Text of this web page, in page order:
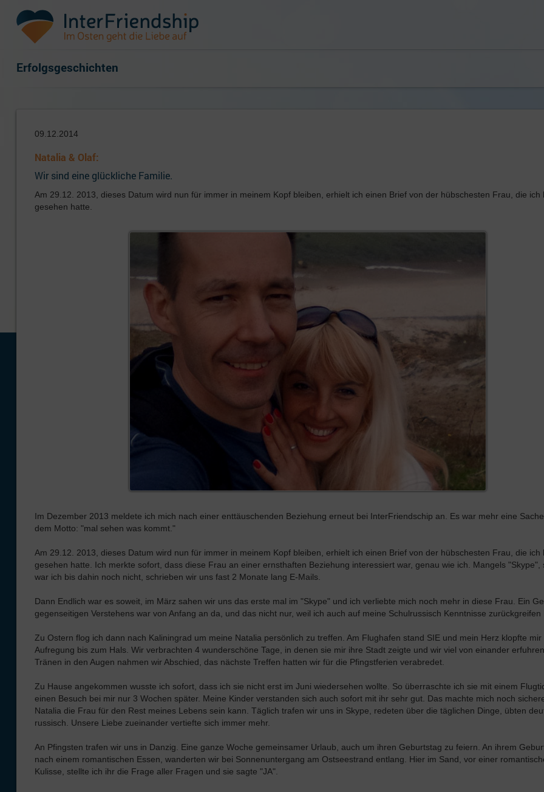
09.12.2014
Natalia & Olaf:
Wir sind eine glückliche Familie.
Am 29.12. 2013, dieses Datum wird nun für immer in meinem Kopf bleiben, erhielt ich einen Brief von der hübschesten Frau, die ich
gesehen hatte.
Im Dezember 2013 meldete ich mich nach einer enttäuschenden Beziehung erneut bei InterFriendschip an. Es war mehr eine
dem Motto: "mal sehen was kommt."
Am 29.12. 2013, dieses Datum wird nun für immer in meinem Kopf bleiben, erhielt ich einen Brief von der hübschesten Frau, die ich
gesehen hatte. Ich merkte sofort, dass diese Frau an einer ernsthaften Beziehung interessiert war, genau wie ich. Mangels "Skype",
war ich bis dahin noch nicht, schrieben wir uns fast 2 Monate lang E-Mails.
Dann Endlich war es soweit, im März sahen wir uns das erste mal im "Skype" und ich verliebte mich noch mehr in diese Frau. Ein
gegenseitigen Verstehens war von Anfang an da, und das nicht nur, weil ich auch auf meine Schulrussisch Kenntnisse zurückgreifen
Zu Ostern flog ich dann nach Kaliningrad um meine Natalia persönlich zu treffen. Am Flughafen stand SIE und mein Herz klopfte mir
Aufregung bis zum Hals. Wir verbrachten 4 wunderschöne Tage, in denen sie mir ihre Stadt zeigte und wir viel von einander
Tränen in den Augen nahmen wir Abschied, das nächste Treffen hatten wir für die Pfingstferien verabredet.
Zu Hause angekommen wusste ich sofort, dass ich sie nicht erst im Juni wiedersehen wollte. So überraschte ich sie mit einem
einen Besuch bei mir nur 3 Wochen später. Meine Kinder verstanden sich auch sofort mit ihr sehr gut. Das machte mich noch
Natalia die Frau für den Rest meines Lebens sein kann. Täglich trafen wir uns in Skype, redeten über die täglichen Dinge, übten
russisch. Unsere Liebe zueinander vertiefte sich immer mehr.
An Pfingsten trafen wir uns in Danzig. Eine ganze Woche gemeinsamer Urlaub, auch um ihren Geburtstag zu feiern. An ihrem
nach einem romantischen Essen, wanderten wir bei Sonnenuntergang am Ostseestrand entlang. Hier im Sand, vor einer
Kulisse, stellte ich ihr die Frage aller Fragen und sie sagte "JA".
Erfolgsgeschichten